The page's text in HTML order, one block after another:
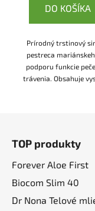
DO KOŠÍKA
Prírodný trstinový
pestreca
podporu funkcie
trávenia. Obsahuje
TOP produkty
Forever Aloe First
Biocom Slim 40
Dr Nona Telové